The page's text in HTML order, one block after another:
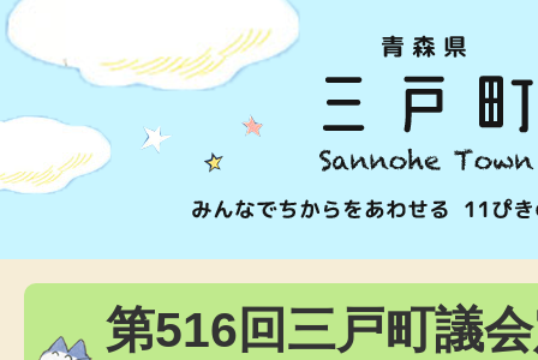
第516回三戸町議